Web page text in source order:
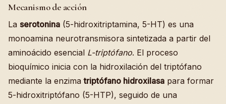
Mecanismo de acción
La serotonina (5-hidroxitriptamina, 5-HT) es una
monoamina neurotransmisora sintetizada a partir del
aminoácido esencial L-triptófano. El proceso
bioquímico inicia con la hidroxilación del triptófano
mediante la enzimatriptófano hidroxilasa para formar
5-hidroxitriptófano (5-HTP), seguido de una